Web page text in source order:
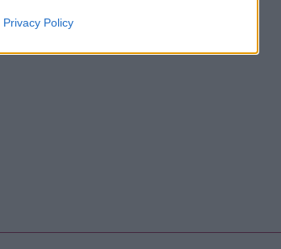
Privacy Policy